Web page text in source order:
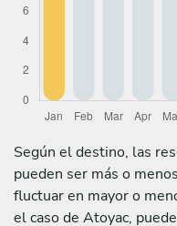
Según el destino, las
pueden ser más o
fluctuar en mayor o
el caso de Atoyac,